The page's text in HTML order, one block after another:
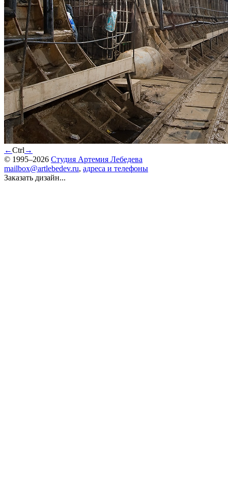
←Ctrl →
© 1995–2026 Студия Артемия Лебедева
mailbox@artlebedev.ru, адреса и телефоны
Заказать дизайн...